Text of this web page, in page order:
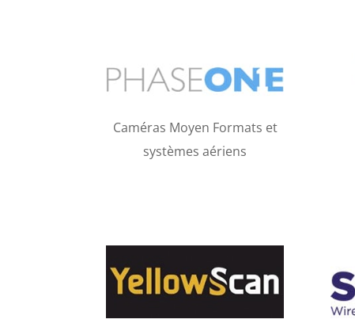
Caméras Moyen Formats et
systèmes aériens